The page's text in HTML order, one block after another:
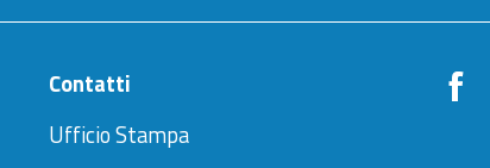
Contatti
Ufficio Stampa